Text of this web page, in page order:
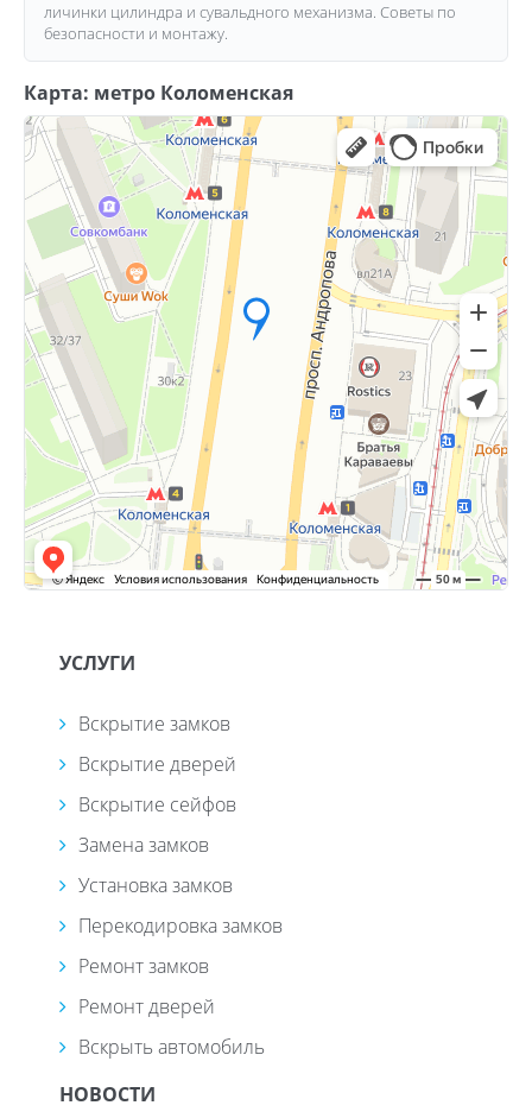
личинки цилиндра и сувальдного механизма. Советы по
безопасности и монтажу.
Карта: метро Коломенская
УСЛУГИ
Вскрытие замков
Вскрытие дверей
Вскрытие сейфов
Замена замков
Установка замков
Перекодировка замков
Ремонт замков
Ремонт дверей
Вскрыть автомобиль
НОВОСТИ